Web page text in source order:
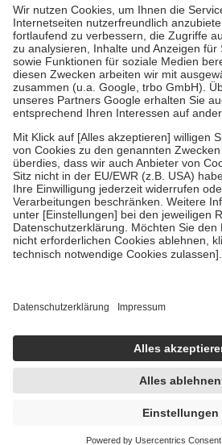
höchstens zehn Euro.
Es sind jedoch nie
Kosten der Leistung zu entrichten.
Diese Regeln gelten grundsätzlich auch
Bei Heilmitteln und häuslicher
Zuzahlung zehn Prozent der Kosten
Verordnung.
Um das Engagement der Versicherten für
stärken und die besondere Stellung der
fallenkeine Zuzahlungenan bei:
• Kindern und Jugendlichen bis zum
mit Ausnahme der Fahrkosten
• Untersuchungen zur Vorsorge und
GKV getragen werden
• empfohlenen Schutzimpfungen
• Harn- und Blutteststreifen
getroffen, um sicherzustellen, dass es sich
https://help.etrusted.com/hc/de/articles/
Einige Bilder und Inhalte wurden unter